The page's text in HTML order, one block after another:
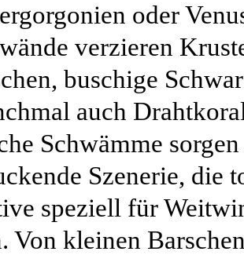
oder
verzieren
buschige
auch
Schwämme
Szenerie, die
speziell für
Von kleinen